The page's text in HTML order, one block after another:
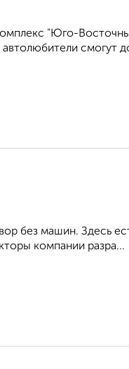
"Юго-
смогут
без машин. Здесь
компании разра...